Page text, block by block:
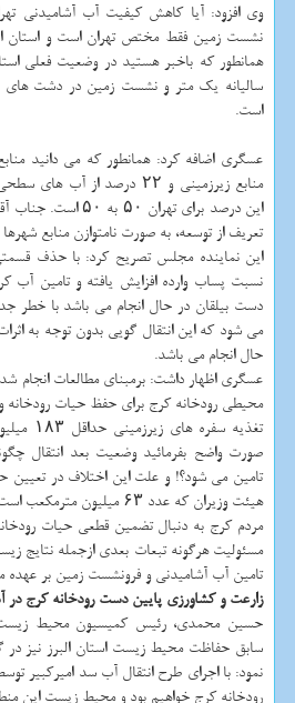
وی افزود: آیا کاهش کیفیت آب آشامیدنی
نشست زمین فقط مختص تهران است و استان
همانطور که باخبر هستید در وضعیت فعلی
است.
منابع زیرزمینی و ۲۲ درصد
این درصد برای تهران
تعریف از توسعه، به صورت نامتوازن منابع شهرها
این نماینده مجلس تصریح کرد: با حذف
نسبت پساب وارده افزایش یافته و تامین آب
دست بیلقان در حال انجام می باشد با خطر
می شود که این انتقال گویی بدون توجه به
حال انجام می باشد.
عسگری اظهار داشت: برمبنای مطالعات انجام
محیطی رودخانه کرج برای حفظ حیات
تغذیه
صورت واضح بفرمائید وضعیت بعد انتقال
تامین می شود؟! و علت این اختلاف در
هیئت وزیران که عدد ۶۳ میلیون مترمکعب است چیست؟!
مردم کرج به دنبال تضمین قطعی حیات
مسئولیت هرگونه تبعات بعدی ازجمله نتایج
تامین آب آشامیدنی و فرونشست زمین بر عهده
زارعت و کشاورزی پایین دست رودخانه کرج در
حسین محمدی، رئیس کمیسیون محیط
سابق حفاظت محیط زیست استان البرز نیز در
نمود: با اجرای طرح انتقال آب سد
رودخانه کرج خواهیم بود و محیط زیست این